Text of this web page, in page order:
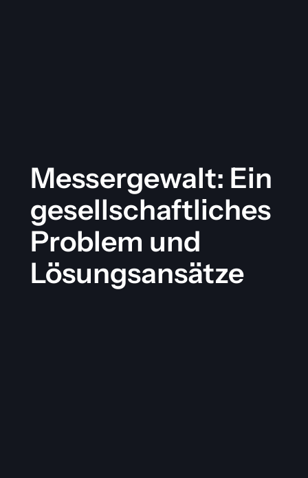
Messergewalt: Ein
gesellschaftliches
Problem und
Lösungsansätze